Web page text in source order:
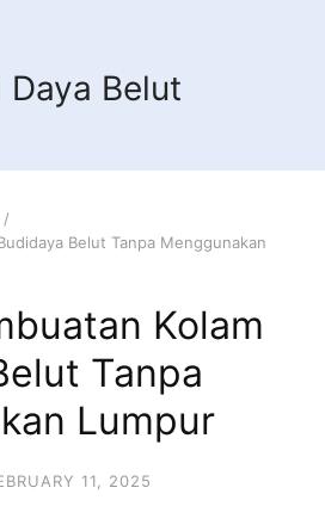
Daya Belut
Belut Tanpa Menggunakan
Kolam
Tanpa
Lumpur
11, 2025